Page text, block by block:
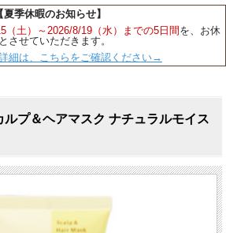
【夏季休暇のお知らせ】
（土）～2026/8/19（水）までの5日間 を、お休
させていただきます。
細は、こちらをご確認ください→
ルプ＆ヘアマスク ナチュラルモイス